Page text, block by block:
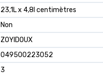
23,1L x 4,8l centimètres
Non
ZOYIDOUX
049500223052
3